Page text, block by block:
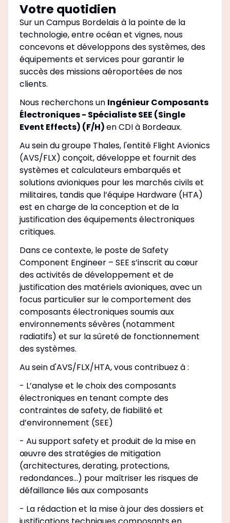
Votre quotidien
Sur un Campus Bordelais à la pointe de la
technologie, entre océan et vignes, nous
concevons et développons des systèmes, des
équipements et services pour garantir le
succès des missions aéroportées de nos
clients.
Nous recherchons un Ingénieur Composants
Électroniques - Spécialiste SEE (Single
Event Effects) (F/H)en CDI à Bordeaux.
Au sein du groupe Thales, l'entité Flight Avionics
(AVS/FLX) conçoit, développe et fournit des
systèmes et calculateurs embarqués et
solutions avioniques pour les marchés civils et
militaires, tandis que l’équipe Hardware (HTA)
est en charge de la conception et de la
justification des équipements électroniques
critiques.
Dans ce contexte, le poste de Safety
Component Engineer – SEE s’inscrit au cœur
des activités de développement et de
justification des matériels avioniques, avec un
focus particulier sur le comportement des
composants électroniques soumis aux
environnements sévères (notamment
radiatifs) et sur la sûreté de fonctionnement
des systèmes.
Au sein d'AVS/FLX/HTA, vous contribuez à :
- L’analyse et le choix des composants
électroniques en tenant compte des
contraintes de safety, de fiabilité et
d’environnement (SEE)
- Au support safety et produit de la mise en
œuvre des stratégies de mitigation
(architectures, derating, protections,
redondances…) pour maîtriser les risques de
défaillance liés aux composants
- La rédaction et la mise à jour des dossiers et